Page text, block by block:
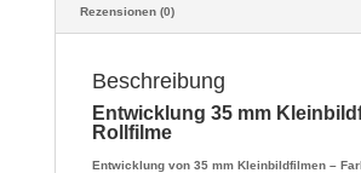
Rezensionen (0)
Beschreibung
Entwicklung 35 mm
Rollfilme
Entwicklung von 35 mm Kleinbildfilmen –